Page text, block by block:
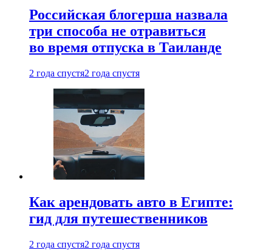
Российская блогерша назвала
три способа не отравиться
во время отпуска в Таиланде
2 года спустя2 года спустя
Как арендовать авто в Египте:
гид для путешественников
2 года спустя2 года спустя